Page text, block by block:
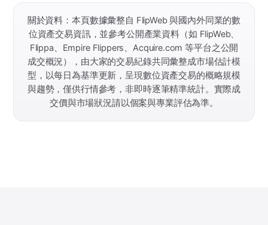
關於資料：本頁數據彙整自 FlipWeb 與國內外同業的數
位資產交易資訊，並參考公開產業資料（如 FlipWeb、
Flippa、Empire Flippers、Acquire.com 等平台之公開
成交概況），由大家的交易紀錄共同彙整成市場估計模
型，以每日為基準更新，呈現數位資產交易的概略規模
與趨勢，僅供行情參考，非即時逐筆精準統計。實際成
交價與市場狀況請以個案與專業評估為準。